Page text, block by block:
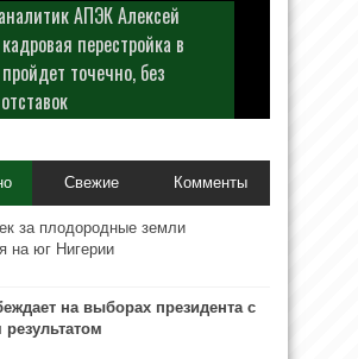
АПЭК Алексей
перестройка в
точечно, без
Свежие Комменты
за плодородные земли
на юг Нигерии
на выборах президента с